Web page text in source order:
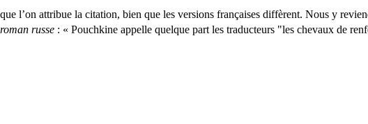
l’on attribue la citation, bien que les versions françaises diffèrent. Nous y
russe : « Pouchkine appelle quelque part les traducteurs "les chevaux de